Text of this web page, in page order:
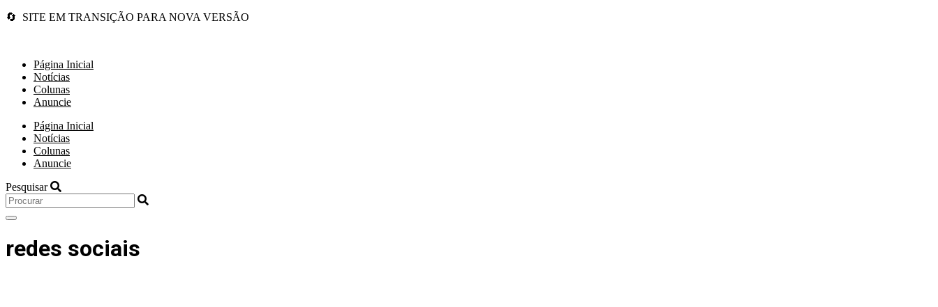
🔄 SITE EM TRANSIÇÃO PARA NOVA VERSÃO
Página Inicial
Notícias
Colunas
Anuncie
Página Inicial
Notícias
Colunas
Anuncie
Pesquisar
redes sociais